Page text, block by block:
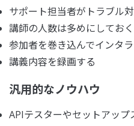
サポート担当者がトラブル
講師の人数は多めにしてお
参加者を巻き込んでインタ
講義内容を録画する
汎用的なノウハウ
APIテスターやセットアッ